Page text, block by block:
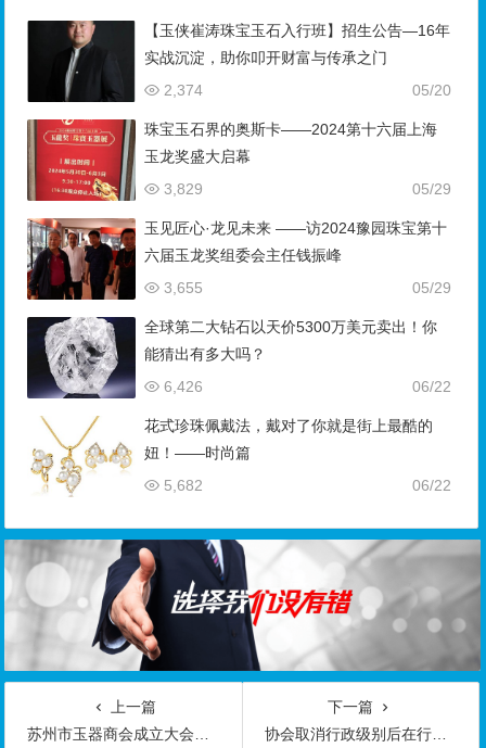
【玉侠崔涛珠宝玉石入行班】招生公告—16年
实战沉淀，助你叩开财富与传承之门
05/20
2,374
珠宝玉石界的奥斯卡——2024第十六届上海
玉龙奖盛大启幕
05/29
3,829
玉见匠心·龙见未来 ——访2024豫园珠宝第十
六届玉龙奖组委会主任钱振峰
05/29
3,655
全球第二大钻石以天价5300万美元卖出！你
能猜出有多大吗？
06/22
6,426
花式珍珠佩戴法，戴对了你就是街上最酷的
妞！——时尚篇
06/22
5,682
上一篇
苏州市玉器商会成立大会隆重举行
下一篇
协会取消行政级别后在行业发展中的定位及作用